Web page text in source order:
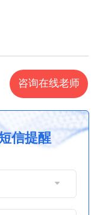
咨询在线老师
信提醒